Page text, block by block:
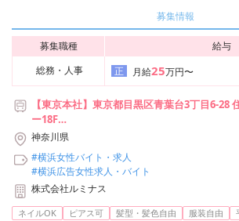
募集情報
募集職種
給与
総務・人事
正 月給25万円〜
【東京本社】東京都目黒区青葉台3丁目6-28
ー18F
【新宿支社】東京都新宿区西新宿2丁目7-1 新
【池袋支社】東京都豊島区池袋2-49-14 恩永
【横浜支社】神奈川県横浜市神奈川区台町17-
室
※上記より希望の勤務地で勤務可能です
神奈川県
#横浜女性バイト・求人
#横浜広告女性求人・バイト
株式会社ルミナス
ネイルOK ピアス可 髪型・髪色自由 服装自由